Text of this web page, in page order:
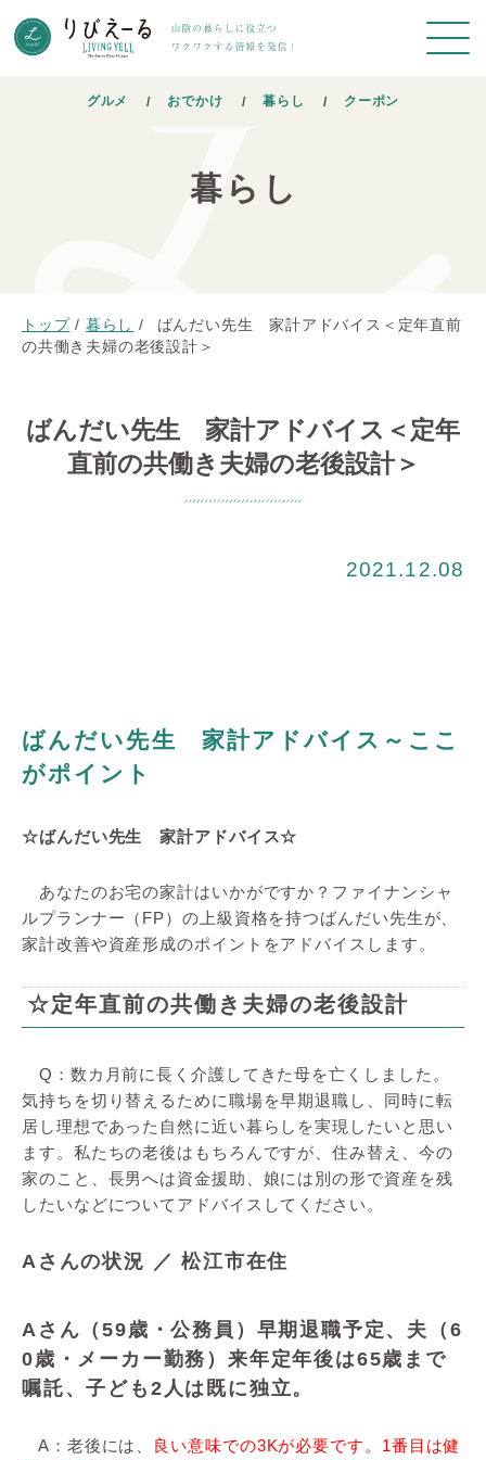
グルメ おでかけ 暮らし クーポン
暮らし
トップ / 暮らし /
ばんだい先生 家計アドバイス＜定年直前
の共働き夫婦の老後設計＞
ばんだい先生 家計アドバイス＜定年
直前の共働き夫婦の老後設計＞
2021.12.08
ばんだい先生 家計アドバイス～ここ
がポイント
☆ばんだい先生 家計アドバイス☆
あなたのお宅の家計はいかがですか？ファイナンシャ
ルプランナー（FP）の上級資格を持つばんだい先生が、
家計改善や資産形成のポイントをアドバイスします。
☆定年直前の共働き夫婦の老後設計
Q：数カ月前に長く介護してきた母を亡くしました。
気持ちを切り替えるために職場を早期退職し、同時に転
居し理想であった自然に近い暮らしを実現したいと思い
ます。私たちの老後はもちろんですが、住み替え、今の
家のこと、長男へは資金援助、娘には別の形で資産を残
したいなどについてアドバイスしてください。
Aさんの状況 ／ 松江市在住
Aさん（59歳・公務員）早期退職予定、夫（6
0歳・メーカー勤務）来年定年後は65歳まで
嘱託、子ども2人は既に独立。
A：老後には、
良い意味での3Kが必要です。1番目は健